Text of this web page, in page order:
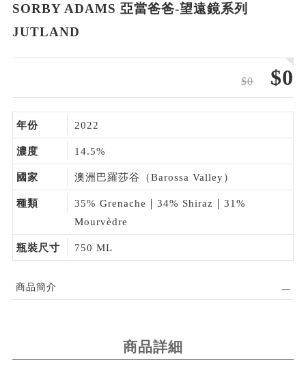
SORBY ADAMS 亞當爸爸-望遠鏡系列
JUTLAND
$0 $0
年份 2022
濃度 14.5%
國家 澳洲巴羅莎谷（Barossa Valley）
種類
35% Grenache｜34% Shiraz｜31%
Mourvèdre
瓶裝尺寸 750 ML
商品簡介
商品詳細